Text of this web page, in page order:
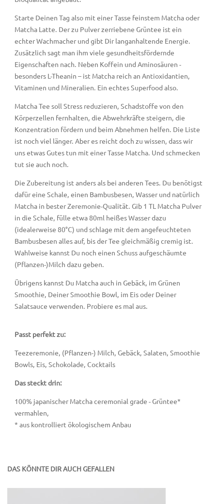
Starte Deinen Tag also mit einer Tasse feinstem Matcha oder
Matcha Latte. Der zu Pulver zerriebene Grüntee ist ein
echter Wachmacher und gibt Dir langanhaltende Energie.
Zusätzlich sagt man ihm viele gesundheitsfördernde
Eigenschaften nach. Neben Koffein und Aminosäuren -
besonders L-Theanin – ist Matcha reich an Antioxidantien,
Vitaminen und Mineralien. Ein echtes Superfood also.
Matcha Tee soll Stress reduzieren, Schadstoffe von den
Körperzellen fernhalten, die Abwehrkräfte steigern, die
Konzentration fördern und beim Abnehmen helfen. Die Liste
ist noch viel länger. Aber es reicht doch zu wissen, dass wir
uns etwas Gutes tun mit einer Tasse Matcha. Und schmecken
tut sie auch noch.
Die Zubereitung ist anders als bei anderen Tees. Du benötigst
dafür eine Schale, einen Bambusbesen, Wasser und natürlich
Matcha in bester Zeremonie-Qualität. Gib 1 TL Matcha Pulver
in die Schale, fülle etwa 80ml heißes Wasser dazu
(idealerweise 80°C) und schlage mit dem angefeuchteten
Bambusbesen alles auf, bis der Tee gleichmäßig cremig ist.
Wahlweise kannst Du noch einen Schuss aufgeschäumte
(Pflanzen-)Milch dazu geben.
Übrigens kannst Du Matcha auch in Gebäck, im Grünen
Smoothie, Deiner Smoothie Bowl, im Eis oder Deiner
Salatsauce verwenden. Probiere es mal aus.
Passt perfekt zu:
Teezeremonie, (Pflanzen-) Milch, Gebäck, Salaten, Smoothie
Bowls, Eis, Schokolade, Cocktails
Das steckt drin:
100% japanischer Matcha ceremonial grade - Grüntee*
vermahlen,
* aus kontrolliert ökologischem Anbau
DAS KÖNNTE DIR AUCH GEFALLEN